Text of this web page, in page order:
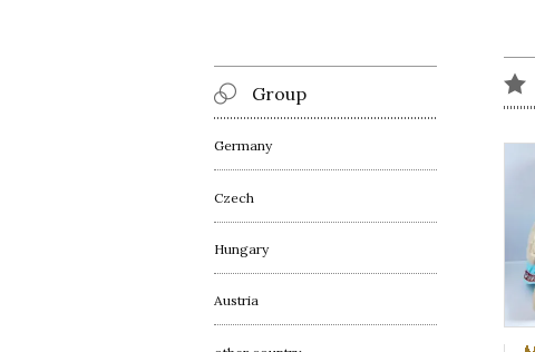
Group
Germany
Czech
Hungary
Austria